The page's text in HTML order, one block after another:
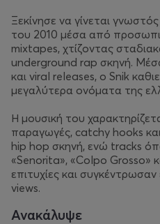
Ξεκίνησε να γίνεται
του 2010 μέσα από
mixtapes, χτίζοντας
underground rap σκηνή.
και viral releases, ο Snik
μεγαλύτερα ονόματα της
Η μουσική του
παραγωγές, catchy hooks
hip hop σκηνή, ενώ tracks
«Senorita», «Colpo Grosso»
επιτυχίες και
views.
Ανακάλυψε